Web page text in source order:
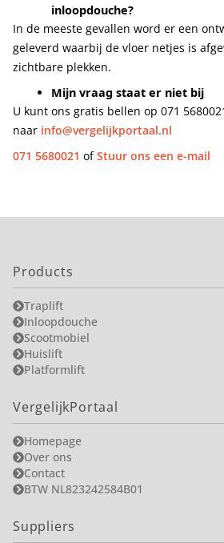
inloopdouche?
In de meeste gevallen word er een
geleverd waarbij de vloer netjes is
zichtbare plekken.
Mijn vraag staat er niet bij
U kunt ons gratis bellen op 071
naar info@vergelijkportaal.nl
071 5680021 ofStuur ons een e-mail
Products
Traplift
Inloopdouche
Scootmobiel
Huislift
Platformlift
VergelijkPortaal
Homepage
Over ons
Contact
BTW NL823242584B01
Suppliers